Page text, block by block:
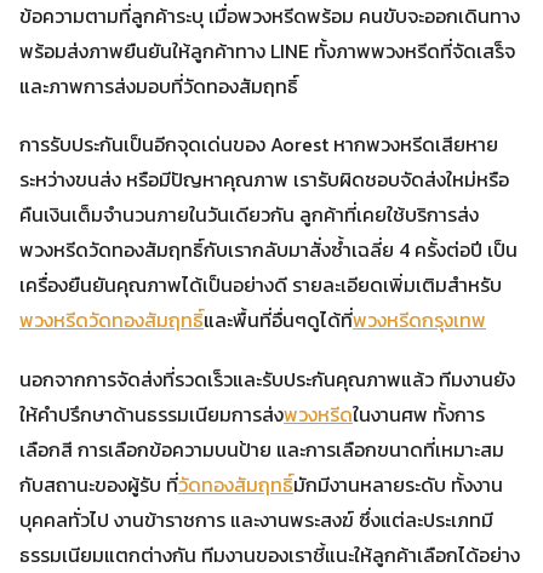
ข้อความตามที่ลูกค้าระบุ เมื่อพวงหรีดพร้อม คนขับจะออกเดินทาง
พร้อมส่งภาพยืนยันให้ลูกค้าทาง LINE ทั้งภาพพวงหรีดที่จัดเสร็จ
และภาพการส่งมอบที่วัดทองสัมฤทธิ์
การรับประกันเป็นอีกจุดเด่นของ Aorest หากพวงหรีดเสียหาย
ระหว่างขนส่ง หรือมีปัญหาคุณภาพ เรารับผิดชอบจัดส่งใหม่หรือ
คืนเงินเต็มจำนวนภายในวันเดียวกัน ลูกค้าที่เคยใช้บริการส่ง
พวงหรีดวัดทองสัมฤทธิ์กับเรากลับมาสั่งซ้ำเฉลี่ย 4 ครั้งต่อปี เป็น
เครื่องยืนยันคุณภาพได้เป็นอย่างดี รายละเอียดเพิ่มเติมสำหรับ
พวงหรีดวัดทองสัมฤทธิ์และพื้นที่อื่นๆดูได้ที่พวงหรีดกรุงเทพ
นอกจากการจัดส่งที่รวดเร็วและรับประกันคุณภาพแล้ว ทีมงานยัง
ให้คำปรึกษาด้านธรรมเนียมการส่งพวงหรีดในงานศพ ทั้งการ
เลือกสี การเลือกข้อความบนป้าย และการเลือกขนาดที่เหมาะสม
กับสถานะของผู้รับ ที่วัดทองสัมฤทธิ์มักมีงานหลายระดับ ทั้งงาน
บุคคลทั่วไป งานข้าราชการ และงานพระสงฆ์ ซึ่งแต่ละประเภทมี
ธรรมเนียมแตกต่างกัน ทีมงานของเราชี้แนะให้ลูกค้าเลือกได้อย่าง